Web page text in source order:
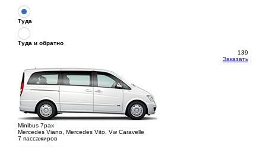
Туда
Туда и обратно
139
Заказать
Minibus 7pax
Mercedes Viano, Mercedes Vito, Vw Caravelle
7 пассажиров